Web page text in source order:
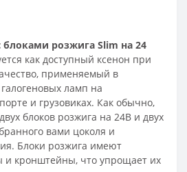
блоками розжига Slim на 24
как доступный ксенон при
применяемый в
ламп на
и грузовиках. Как обычно,
блоков розжига на 24В и двух
вами цоколя и
Блоки розжига имеют
и кронштейны, что упрощает их